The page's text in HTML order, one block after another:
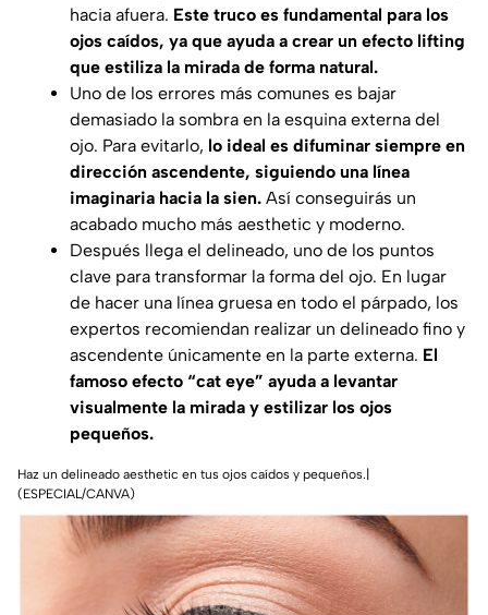
hacia afuera. Este truco es fundamental para los
ojos caídos, ya que ayuda a crear un efecto lifting
que estiliza la mirada de forma natural.
Uno de los errores más comunes es bajar
demasiado la sombra en la esquina externa del
ojo. Para evitarlo, lo ideal es difuminar siempre en
dirección ascendente, siguiendo una línea
imaginaria hacia la sien. Así conseguirás un
acabado mucho más aesthetic y moderno.
Después llega el delineado, uno de los puntos
clave para transformar la forma del ojo. En lugar
de hacer una línea gruesa en todo el párpado, los
expertos recomiendan realizar un delineado fino y
ascendente únicamente en la parte externa. El
famoso efecto “cat eye” ayuda a levantar
visualmente la mirada y estilizar los ojos
pequeños.
Haz un delineado aesthetic en tus ojos caídos y pequeños.|
(ESPECIAL/CANVA)